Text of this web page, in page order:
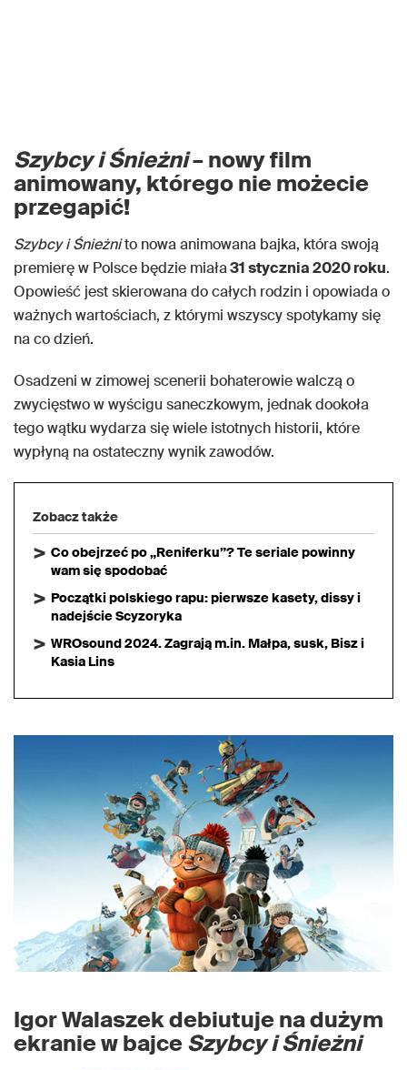
Szybcy i Śnieżni– nowy film
animowany, którego nie możecie
przegapić!
Szybcy i Śnieżnito nowa animowana bajka, która swoją
premierę w Polsce będzie miała31 stycznia 2020 roku.
Opowieść jest skierowana do całych rodzin i opowiada o
ważnych wartościach, z którymi wszyscy spotykamy się
na co dzień.
Osadzeni w zimowej scenerii bohaterowie walczą o
zwycięstwo w wyścigu saneczkowym, jednak dookoła
tego wątku wydarza się wiele istotnych historii, które
wypłyną na ostateczny wynik zawodów.
Zobacz także
Co obejrzeć po „Reniferku”? Te seriale powinny
wam się spodobać
Początki polskiego rapu: pierwsze kasety, dissy i
nadejście Scyzoryka
WROsound 2024. Zagrają m.in. Małpa, susk, Bisz i
Kasia Lins
Igor Walaszek debiutuje na dużym
ekranie w bajceSzybcy i Śnieżni